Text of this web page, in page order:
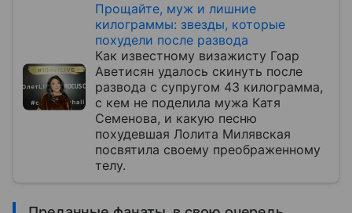
Прощайте, муж и лишние
килограммы: звезды, которые
похудели после развода
Как известному визажисту Гоар
Аветисян удалось скинуть после
развода c супругом 43 килограмма,
с кем не поделила мужа Катя
Семенова, и какую песню
похудевшая Лолита Милявская
посвятила своему преображенному
телу.